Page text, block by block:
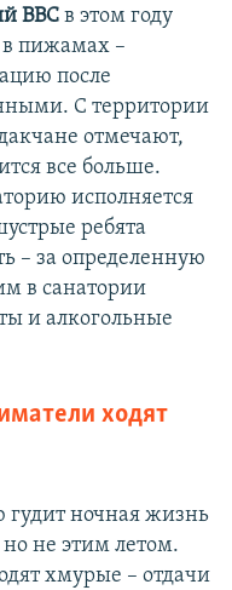
ВВС в этом году
в пижамах –
после
С территории
отмечают,
все больше.
исполняется
ребята
– за определенную
в санатории
и алкогольные
ходят
гудит ночная жизнь
не этим летом.
хмурые – отдачи